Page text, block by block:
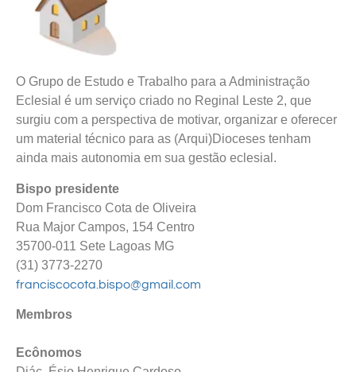
O Grupo de Estudo e Trabalho para a Administração
Eclesial é um serviço criado no Reginal Leste 2, que
surgiu com a perspectiva de motivar, organizar e oferecer
um material técnico para as (Arqui)Dioceses tenham
ainda mais autonomia em sua gestão eclesial.
Bispo presidente
Dom Francisco Cota de Oliveira
Rua Major Campos, 154 Centro
35700-011 Sete Lagoas MG
(31) 3773-2270
franciscocota.bispo@gmail.com
Membros
Ecônomos